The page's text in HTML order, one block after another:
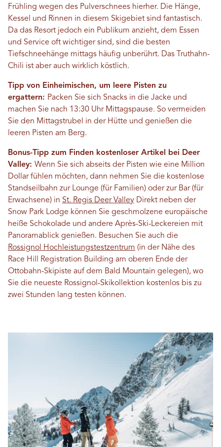
Frühling wegen des Pulverschnees hierher. Die Hänge,
Kessel und Rinnen in diesem Skigebiet sind fantastisch.
Da das Resort jedoch ein Publikum anzieht, dem Essen
und Service oft wichtiger sind, sind die besten
Tiefschneehänge mittags häufig unberührt. Das Truthahn-
Chili ist aber auch wirklich köstlich.
Tipp von Einheimischen, um leere Pisten zu
ergattern: Packen Sie sich Snacks in die Jacke und
machen Sie nach 13:30 Uhr Mittagspause. So vermeiden
Sie den Mittagstrubel in der Hütte und genießen die
leeren Pisten am Berg.
Bonus-Tipp zum Finden kostenloser Artikel bei Deer
Valley: Wenn Sie sich abseits der Pisten wie eine Million
Dollar fühlen möchten, dann nehmen Sie die kostenlose
Standseilbahn zur Lounge (für Familien) oder zur Bar (für
Erwachsene) in St. Regis Deer Valley Direkt neben der
Snow Park Lodge können Sie geschmolzene europäische
heiße Schokolade und andere Après-Ski-Leckereien mit
Panoramablick genießen. Besuchen Sie auch die
Rossignol Hochleistungstestzentrum (in der Nähe des
Race Hill Registration Building am oberen Ende der
Ottobahn-Skipiste auf dem Bald Mountain gelegen), wo
Sie die neueste Rossignol-Skikollektion kostenlos bis zu
zwei Stunden lang testen können.